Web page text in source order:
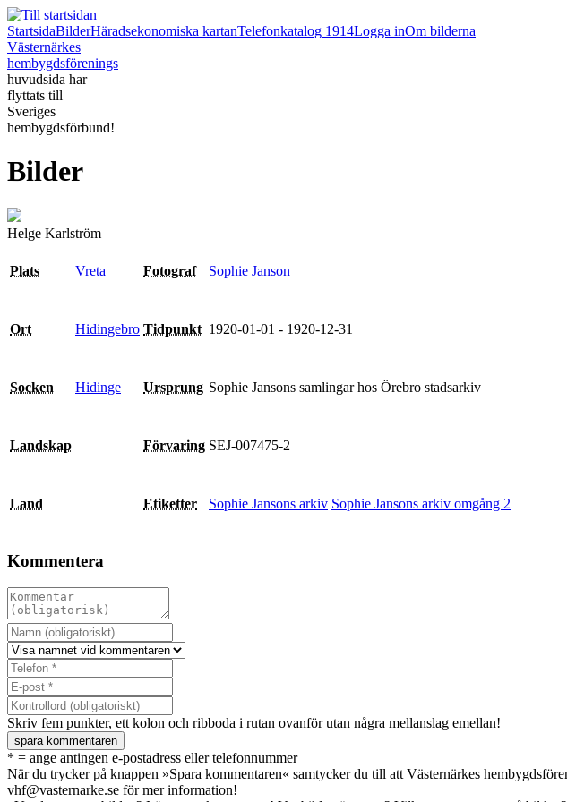
StartsidaBilderHäradsekonomiska kartanTelefonkatalog 1914Logga inOm bilderna
Västernärkes
hembygdsförenings
huvudsida har
flyttats till
Sveriges
hembygdsförbund!
Bilder
Helge Karlström
Plats Vreta Fotograf Sophie Janson
Ort Hidingebro Tidpunkt 1920-01-01 - 1920-12-31
Socken Hidinge Ursprung Sophie Jansons samlingar hos Örebro stadsarkiv
Landskap Förvaring SEJ-007475-2
Land Etiketter Sophie Jansons arkiv Sophie Jansons arkiv omgång 2
Kommentera
Skriv fem punkter, ett kolon och ribboda i rutan ovanför utan några mellanslag emellan!
* = ange antingen e-postadress eller telefonnummer
När du trycker på knappen »Spara kommentaren« samtycker du till att Västernärkes
vhf@vasternarke.se för mer information!